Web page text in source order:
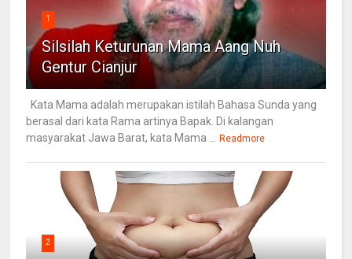
1
Silsilah Keturunan Mama Aang Nuh
Gentur Cianjur
Kata Mama adalah merupakan istilah Bahasa Sunda yang
berasal dari kata Rama artinya Bapak. Di kalangan
masyarakat Jawa Barat, kata Mama ...
Readmore
2